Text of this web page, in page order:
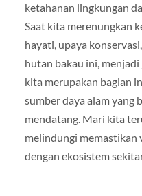
ketahanan lingkungan
Saat kita merenungkan
hayati, upaya
hutan bakau ini,
kita merupakan bagian
sumber daya alam yang
mendatang. Mari kita
melindungi
dengan ekosistem